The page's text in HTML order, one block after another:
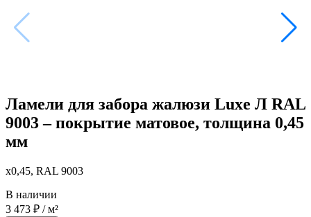
Ламели для забора жалюзи Luxe Л RAL
9003 – покрытие матовое, толщина 0,45
мм
x0,45, RAL 9003
В наличии
3 473 ₽ / м²